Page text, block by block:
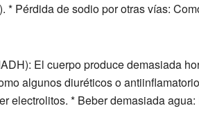
Pérdida de sodio por otras vías:
El cuerpo produce demasiada
algunos diuréticos o
electrolitos. * Beber demasiada